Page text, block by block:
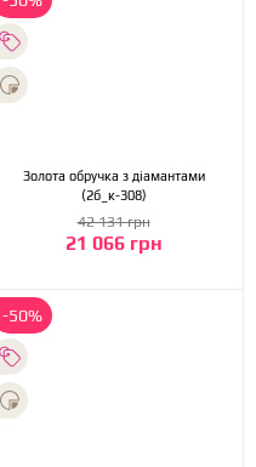
Золота обручка з діамантами
(2б_к-308)
21 066 грн
42 131 грн
-50%